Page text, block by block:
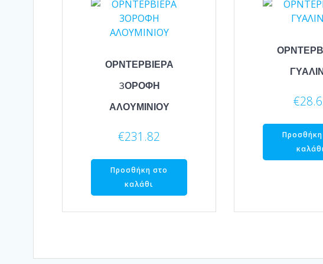
ΟΡΝΤΕΡΒΙΕΡΑ
3ΟΡΟΦΗ
ΑΛΟΥΜΙΝΙΟΥ
€231.82
Προσθήκη στο
καλάθι
€